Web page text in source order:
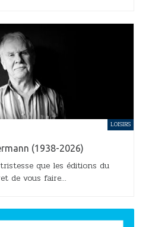
(1938-2026)
que les éditions du
de vous faire...
LOISIRS